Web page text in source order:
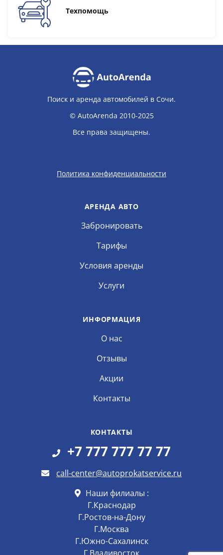
Техпомощь
Поиск и аренда автомобилей в Сочи.
© AutoArenda 2010-2025
Все права защищены.
Политика конфиденциальности
АРЕНДА АВТО
Забронировать
Тарифы
Условия аренды
Услуги
ИНФОРМАЦИЯ
О нас
Отзывы
Акции
Контакты
КОНТАКТЫ
+7 777 777 77 77
call-center@autoprokatservice.ru
Наши филиалы :
Г.Краснодар
Г.Ростов-на-Дону
Г.Москва
Г.Южно-Сахалинск